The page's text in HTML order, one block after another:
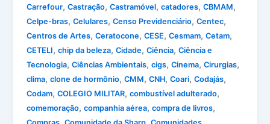
Carrefour,Castração,Castramóvel,catadores,CBMAM,
Celpe-bras,Celulares,Censo Previdenciário,Centec,
Centros de Artes,Ceratocone,CESE,Cesmam,Cetam,
CETELI,chip da beleza,Cidade,Ciência,Ciência e
Tecnologia,Ciências Ambientais,cigs,Cinema,Cirurgias,
clima,clone de hormônio,CMM,CNH,Coari,Codajás,
Codam,COLEGIO MILITAR,combustível adulterado,
comemoração,companhia aérea,compra de livros,